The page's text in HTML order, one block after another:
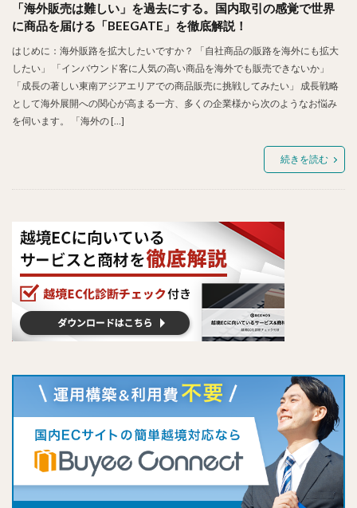
「海外販売は難しい」を過去にする。国内取引の感覚で世界
に商品を届ける「BEEGATE」を徹底解説！
はじめに：海外販路を拡大したいですか？ 「自社商品の販路を海外にも拡大
したい」 「インバウンド客に人気の高い商品を海外でも販売できないか」
「成長の著しい東南アジアエリアでの商品販売に挑戦してみたい」 成長戦略
として海外展開への関心が高まる一方、多くの企業様から次のようなお悩み
を伺います。 「海外の […]
続きを読む